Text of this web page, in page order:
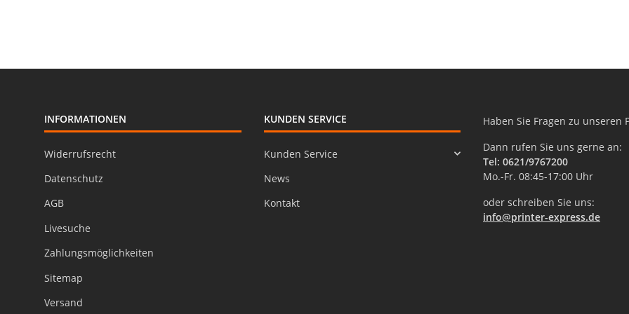
INFORMATIONEN
Widerrufsrecht
Datenschutz
AGB
Livesuche
Zahlungsmöglichkeiten
Sitemap
Versand
KUNDEN SERVICE
Kunden Service
News
Kontakt
Haben Sie Fragen zu unseren
Dann rufen Sie uns gerne an:
Tel: 0621/9767200
Mo.-Fr. 08:45-17:00 Uhr
oder schreiben Sie uns:
info@printer-express.de